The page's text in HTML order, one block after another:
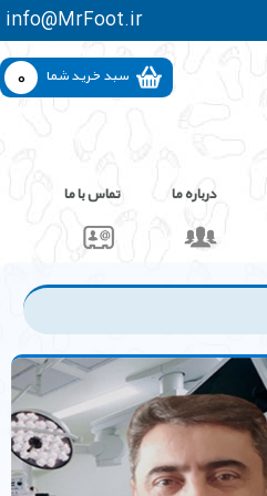
info@MrFoot.ir
0
سبد خرید شما
درباره ما تماس با ما